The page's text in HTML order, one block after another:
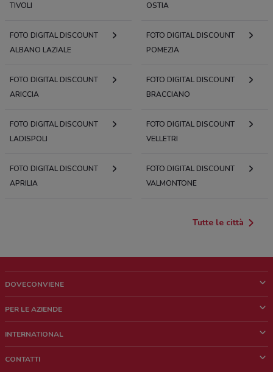
TIVOLI
OSTIA
FOTO DIGITAL DISCOUNT
ALBANO LAZIALE
FOTO DIGITAL DISCOUNT
POMEZIA
FOTO DIGITAL DISCOUNT
ARICCIA
FOTO DIGITAL DISCOUNT
BRACCIANO
FOTO DIGITAL DISCOUNT
LADISPOLI
FOTO DIGITAL DISCOUNT
VELLETRI
FOTO DIGITAL DISCOUNT
APRILIA
FOTO DIGITAL DISCOUNT
VALMONTONE
Tutte le città
DOVECONVIENE
Chi siamo
Lavora con noi
PER LE AZIENDE
Richieste commerciali e marketing
INTERNATIONAL
CONTATTI